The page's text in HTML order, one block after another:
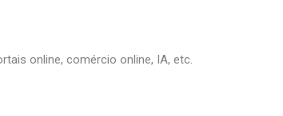
online, comércio online, IA, etc.